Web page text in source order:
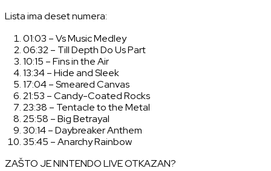
Lista ima deset numera:
01:03 – Vs Music Medley
06:32 – Till Depth Do Us Part
10:15 – Fins in the Air
13:34 – Hide and Sleek
17:04 – Smeared Canvas
21:53 – Candy-Coated Rocks
23:38 – Tentacle to the Metal
25:58 – Big Betrayal
30:14 – Daybreaker Anthem
35:45 – Anarchy Rainbow
ZAŠTO JE NINTENDO LIVE OTKAZAN?